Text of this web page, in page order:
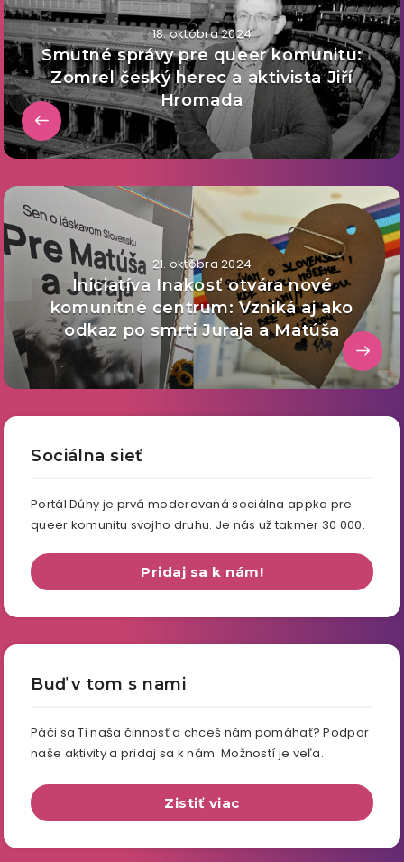
18. októbra 2024
Smutné správy pre queer komunitu:
Zomrel český herec a aktivista Jiří
Hromada
21. októbra 2024
Iniciatíva Inakosť otvára nové
komunitné centrum: Vzniká aj ako
odkaz po smrti Juraja a Matúša
Sociálna sieť
Portál Dúhy je prvá moderovaná sociálna appka pre
queer komunitu svojho druhu. Je nás už takmer 30 000.
Pridaj sa k nám!
Buď v tom s nami
Páči sa Ti naša činnosť a chceš nám pomáhať? Podpor
naše aktivity a pridaj sa k nám. Možností je veľa.
Zistiť viac